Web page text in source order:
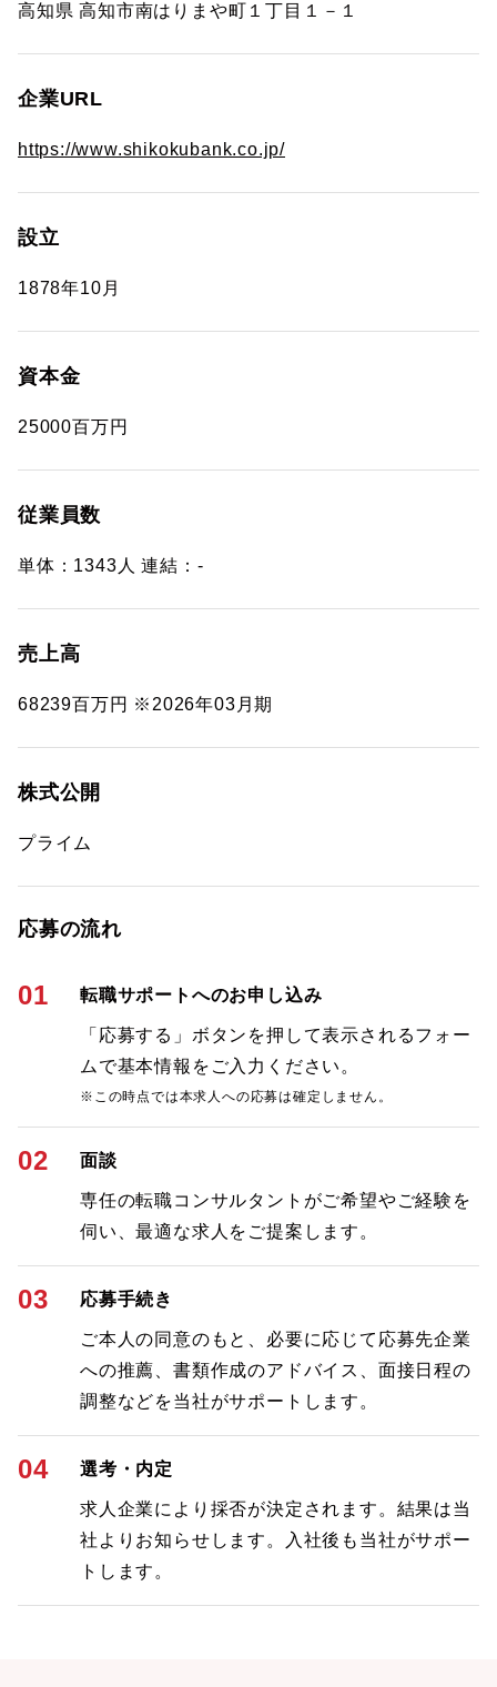
高知県 高知市南はりまや町１丁目１－１
企業URL
https://www.shikokubank.co.jp/
設立
1878年10月
資本金
25000百万円
従業員数
単体：1343人 連結：-
売上高
68239百万円 ※2026年03月期
株式公開
プライム
応募の流れ
01 転職サポートへのお申し込み
「応募する」ボタンを押して表示されるフォー
ムで基本情報をご入力ください。
※この時点では本求人への応募は確定しません。
02 面談
専任の転職コンサルタントがご希望やご経験を
伺い、最適な求人をご提案します。
03 応募手続き
ご本人の同意のもと、必要に応じて応募先企業
への推薦、書類作成のアドバイス、面接日程の
調整などを当社がサポートします。
04 選考・内定
求人企業により採否が決定されます。結果は当
社よりお知らせします。入社後も当社がサポー
トします。